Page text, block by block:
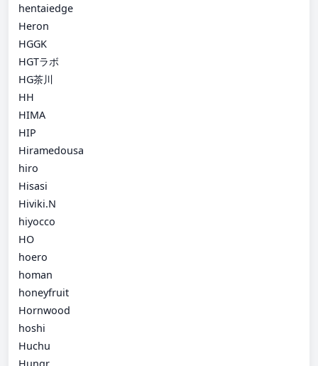
hentaiedge
Heron
HGGK
HGTラボ
HG茶川
HH
HIMA
HIP
Hiramedousa
hiro
Hisasi
Hiviki.N
hiyocco
HO
hoero
homan
honeyfruit
Hornwood
hoshi
Huchu